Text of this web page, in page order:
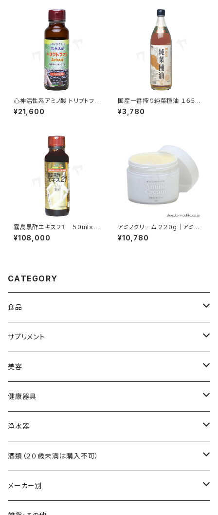
心神活性系アミノ酸 トリプトファ
ンエキス ５０ml｜黒大豆発酵ト
リプトファン｜霧島黒酢【要冷
¥21,600
国産一番搾り純菜種油 １６５０g
｜高品質国産菜種を厳選使用
｜村山製油
¥3,780
霧島黒酢エキス２１ ５０ml×６
本｜発酵玄米濃縮アミノ酸｜霧
島黒酢
¥108,000
アミノクリーム ２２０g｜アミノ
酸エキス配合弱酸性皮膚クリー
ム｜霧島黒酢
¥10,780
CATEGORY
食品
黒酢
食用油
調味料
自然食品
サプリメント
アミノ酸
ビタミン
ミネラル
食物繊維
美容
スキンケア
ヘアケア
健康器具
吸い玉医療器
吸い玉用部品
浄水器
浄水器本体
浄水器交換フィルター
酒類（２０歳未満は購入不可）
ワイン
メーカー別